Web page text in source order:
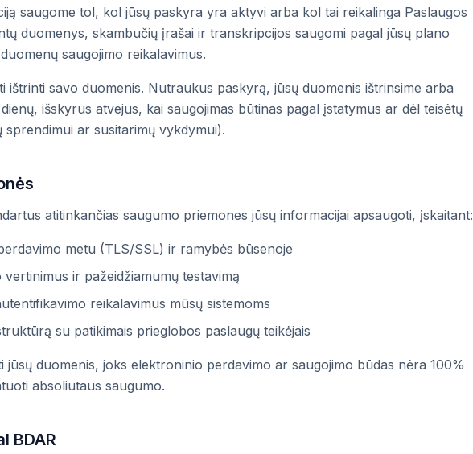
saugome tol, kol jūsų paskyra yra aktyvi arba kol tai reikalinga Paslaugos
duomenys, skambučių įrašai ir transkripcijos saugomi pagal jūsų plano
saugojimo reikalavimus.
ištrinti savo duomenis. Nutraukus paskyrą, jūsų duomenis ištrinsime arba
išskyrus atvejus, kai saugojimas būtinas pagal įstatymus ar dėl teisėtų
ar susitarimų vykdymui).
atitinkančias saugumo priemones jūsų informacijai apsaugoti, įskaitant:
metu (TLS/SSL) ir ramybės būsenoje
vertinimus ir pažeidžiamumų testavimą
reikalavimus mūsų sistemoms
su patikimais prieglobos paslaugų teikėjais
jūsų duomenis, joks elektroninio perdavimo ar saugojimo būdas nėra 100%
absoliutaus saugumo.
BDAR